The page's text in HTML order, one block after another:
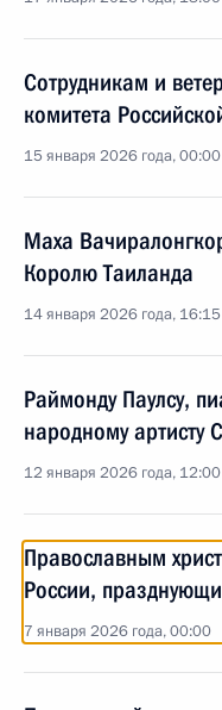
Сотрудникам и
комитета
15 января 2026 года, 00:00
Маха
Королю Таиланда
14 января 2026 года, 16:15
Раймонду Паулсу,
народному артисту
12 января 2026 года, 12:00
Православным
России,
7 января 2026 года, 00:00